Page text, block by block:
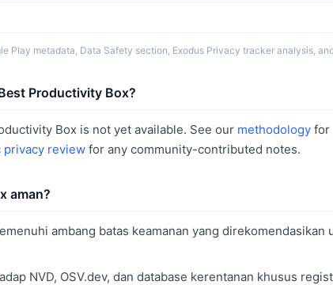
Play metadata, Data Safety section, Exodus Privacy tracker analysis,
Productivity Box?
Box is not yet available. See our methodology for
privacy review for any community-contributed notes.
aman?
ambang batas keamanan yang direkomendasikan
NVD, OSV.dev, dan database kerentanan khusus